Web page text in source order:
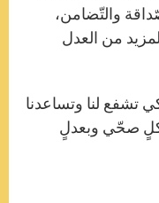
والتّضامن،
من العدل
تشفع لنا وتساعدنا
صحّي وبعدلٍ